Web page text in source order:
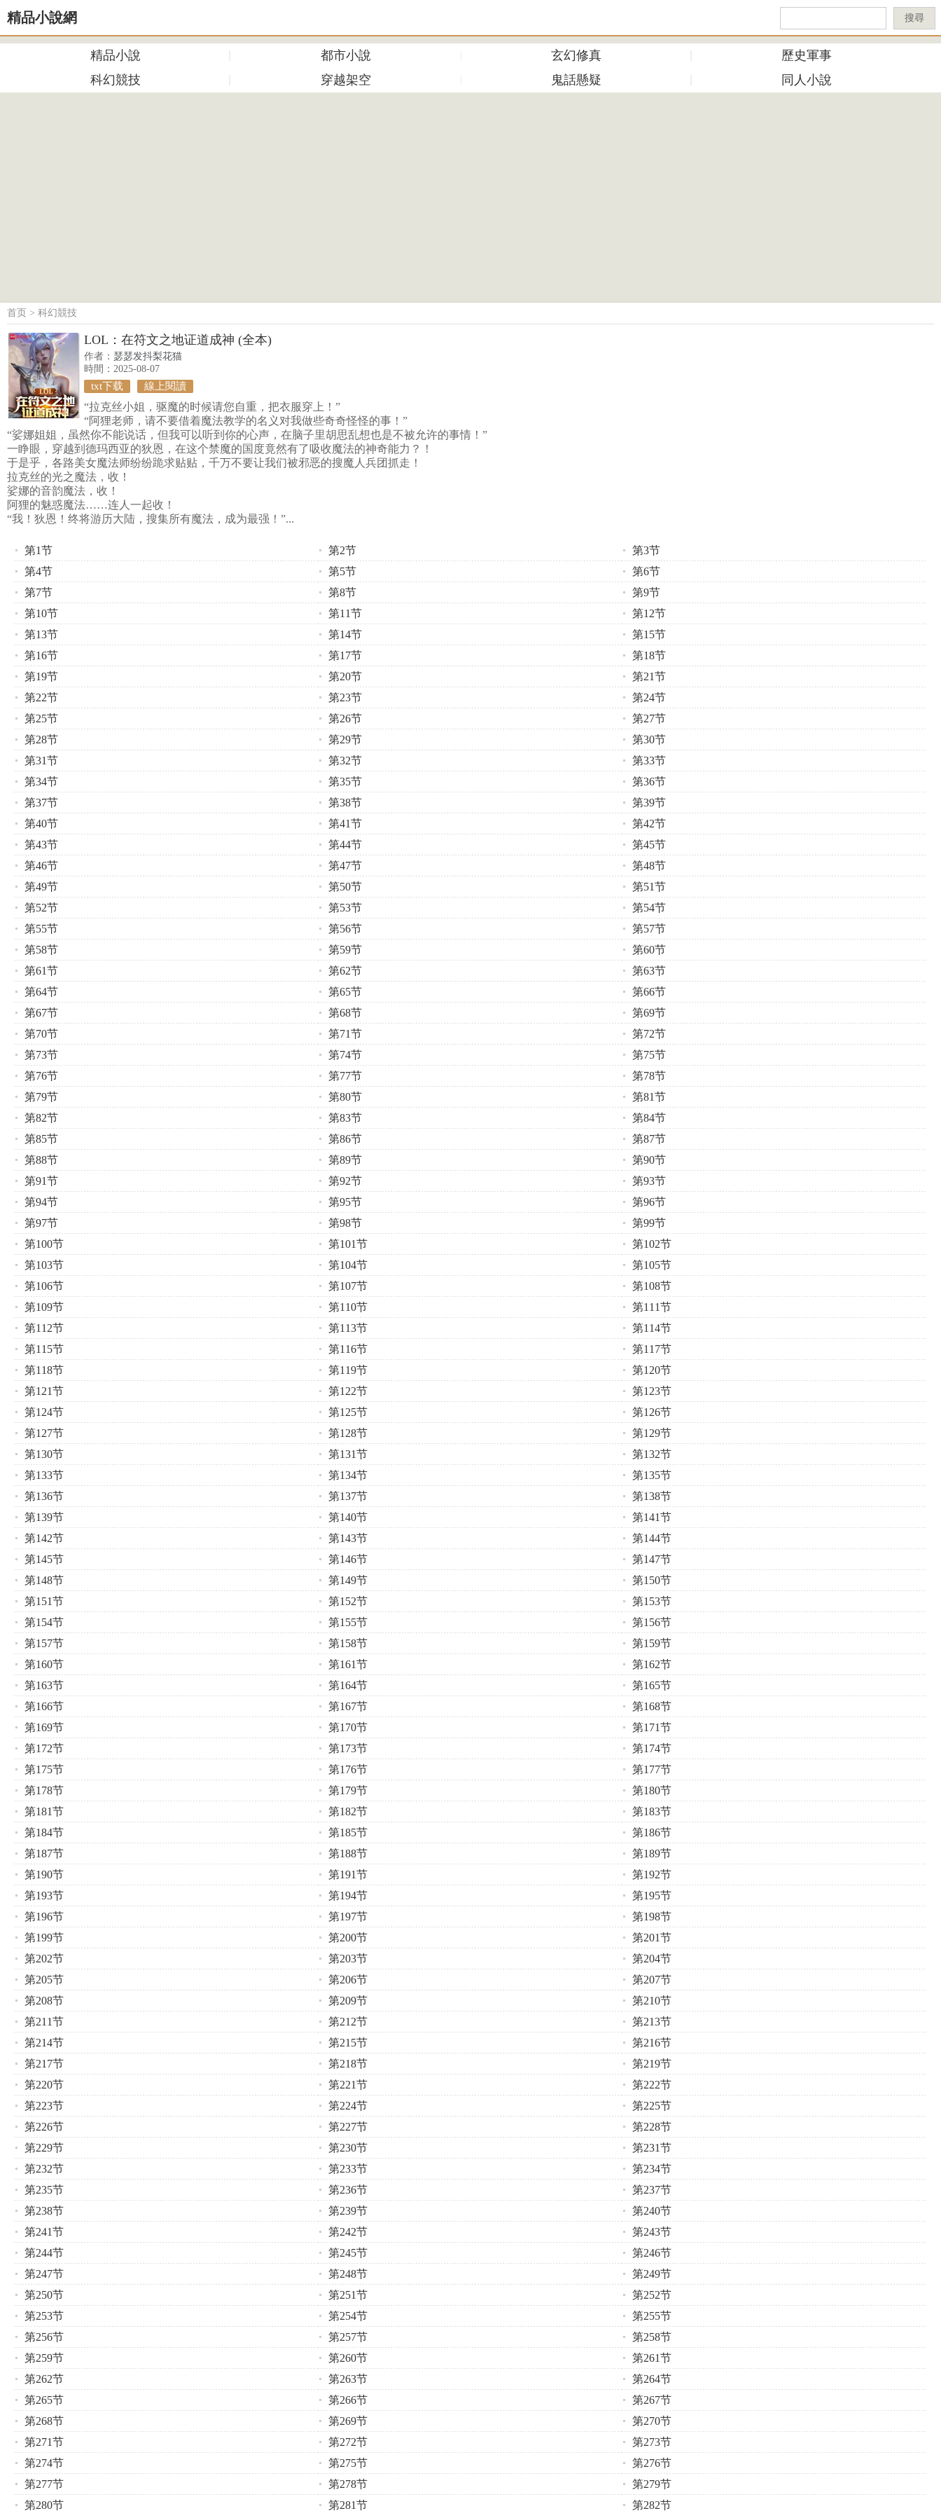
精品小說網 搜尋
精品小說 都市小說 玄幻修真
歷史軍事
科幻競技
穿越架空 鬼話懸疑 同人小說
首页 > 科幻競技
LOL：在符文之地证道成神 (全本)
作者： 瑟瑟发抖梨花猫
時間：2025-08-07
txt下载 線上閱讀
“拉克丝小姐，驱魔的时候请您自重，把衣服穿上！”
“阿狸老师，请不要借着魔法教学的名义对我做些奇奇怪怪的事！”
“娑娜姐姐，虽然你不能说话，但我可以听到你的心声，在脑子里胡思乱想也是不被允许的事情！”
一睁眼，穿越到德玛西亚的狄恩，在这个禁魔的国度竟然有了吸收魔法的神奇能力？！
于是乎，各路美女魔法师纷纷跪求贴贴，千万不要让我们被邪恶的搜魔人兵团抓走！
拉克丝的光之魔法，收！
娑娜的音韵魔法，收！
阿狸的魅惑魔法……连人一起收！
“我！狄恩！终将游历大陆，搜集所有魔法，成为最强！”...
第1节 第2节
第3节
第4节
第5节
第6节
第7节
第8节
第9节
第10节
第11节
第12节
第13节
第14节
第15节
第16节
第17节
第18节
第19节
第20节
第21节
第22节
第23节
第24节
第25节
第26节
第27节
第28节
第29节
第30节
第31节
第32节
第33节
第34节
第35节
第36节
第37节
第38节
第39节
第40节
第41节
第42节
第43节
第44节
第45节
第46节
第47节
第48节
第49节
第50节
第51节
第52节
第53节
第54节
第55节
第56节
第57节
第58节
第59节
第60节
第61节
第62节
第63节
第64节
第65节
第66节
第67节
第68节
第69节
第70节
第71节
第72节
第73节
第74节
第75节
第76节
第77节
第78节
第79节
第80节
第81节
第82节
第83节
第84节
第85节
第86节
第87节
第88节
第89节
第90节
第91节
第92节
第93节
第94节
第95节
第96节
第97节
第98节
第99节
第100节
第101节
第102节
第103节
第104节
第105节
第106节
第107节
第108节
第109节
第110节
第111节
第112节
第113节
第114节
第115节
第116节
第117节
第118节
第119节
第120节
第121节
第122节
第123节
第124节
第125节
第126节
第127节
第128节
第129节
第130节
第131节
第132节
第133节
第134节
第135节
第136节
第137节
第138节
第139节
第140节
第141节
第142节
第143节
第144节
第145节
第146节
第147节
第148节
第149节
第150节
第151节
第152节
第153节
第154节
第155节
第156节
第157节
第158节
第159节
第160节
第161节
第162节
第163节
第164节
第165节
第166节
第167节
第168节
第169节
第170节
第171节
第172节
第173节
第174节
第175节
第176节
第177节
第178节
第179节
第180节
第181节
第182节
第183节
第184节
第185节
第186节
第187节
第188节
第189节
第190节
第191节
第192节
第193节
第194节
第195节
第196节
第197节
第198节
第199节
第200节
第201节
第202节
第203节
第204节
第205节
第206节
第207节
第208节
第209节
第210节
第211节
第212节
第213节
第214节
第215节
第216节
第217节
第218节
第219节
第220节
第221节
第222节
第223节
第224节
第225节
第226节
第227节
第228节
第229节
第230节
第231节
第232节
第233节
第234节
第235节
第236节
第237节
第238节
第239节
第240节
第241节
第242节
第243节
第244节
第245节
第246节
第247节
第248节
第249节
第250节
第251节
第252节
第253节
第254节
第255节
第256节
第257节
第258节
第259节
第260节
第261节
第262节
第263节
第264节
第265节
第266节
第267节
第268节
第269节
第270节
第271节
第272节
第273节
第274节
第275节
第276节
第277节
第278节
第279节
第280节
第281节 第282节